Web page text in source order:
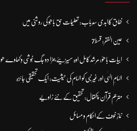
نفاق کاابدی سدِباب: تعلیمات حق باھُو کی روشنی میں
عین الفقر: قسط7
ابیات باھوؒ: مُرشد کامِل اوہ سہیڑیئے جہڑا دو جگ خُوشی وِکھاوے ھو
الہامِ الہٰی اور غیر نبی کو الہام کی حیثیت: ایک تحقیقی جائزہ
مترجم قرآن پکتھال: تحقیق کے نئے زاویے
نمازِ خوف کےاحکام و مسائل